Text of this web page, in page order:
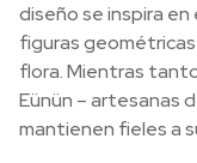
diseño se inspira
figuras geométricas
flora. Mientras
Eünün – artesanas
mantienen fieles a